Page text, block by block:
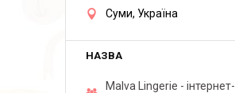
Суми, Україна
Malva Lingerie - інтернет-